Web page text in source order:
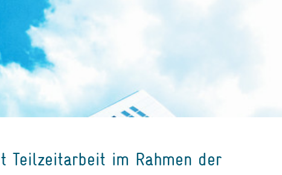
Teilzeitarbeit im Rahmen der